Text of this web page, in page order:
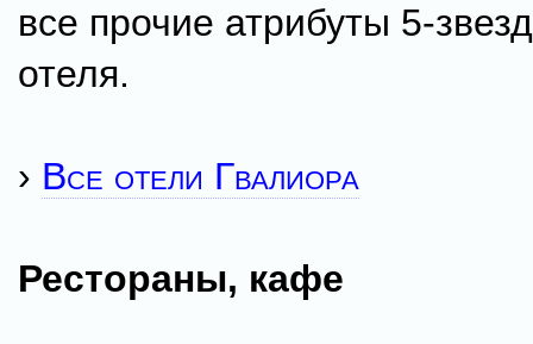
все прочие атрибуты 5-
отеля.
› Все отели Гвалиора
Рестораны, кафе